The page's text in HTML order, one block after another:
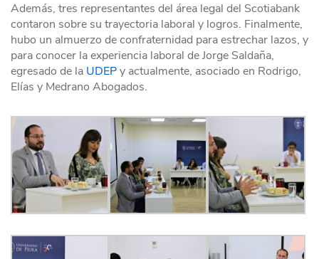
Además, tres representantes del área legal del Scotiabank
contaron sobre su trayectoria laboral y logros. Finalmente,
hubo un almuerzo de confraternidad para estrechar lazos, y
para conocer la experiencia laboral de Jorge Saldaña,
egresado de la UDEPy actualmente, asociado en Rodrigo,
Elías y Medrano Abogados.